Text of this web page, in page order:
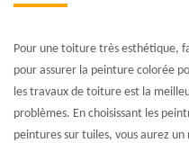
Pour une toiture très esthétique,
pour assurer la peinture colorée
les travaux de toiture est la
problèmes. En choisissant les
peintures sur tuiles, vous aurez